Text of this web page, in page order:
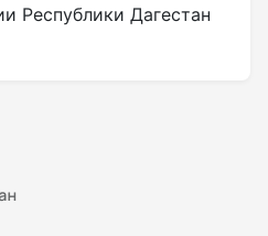
Республики Дагестан